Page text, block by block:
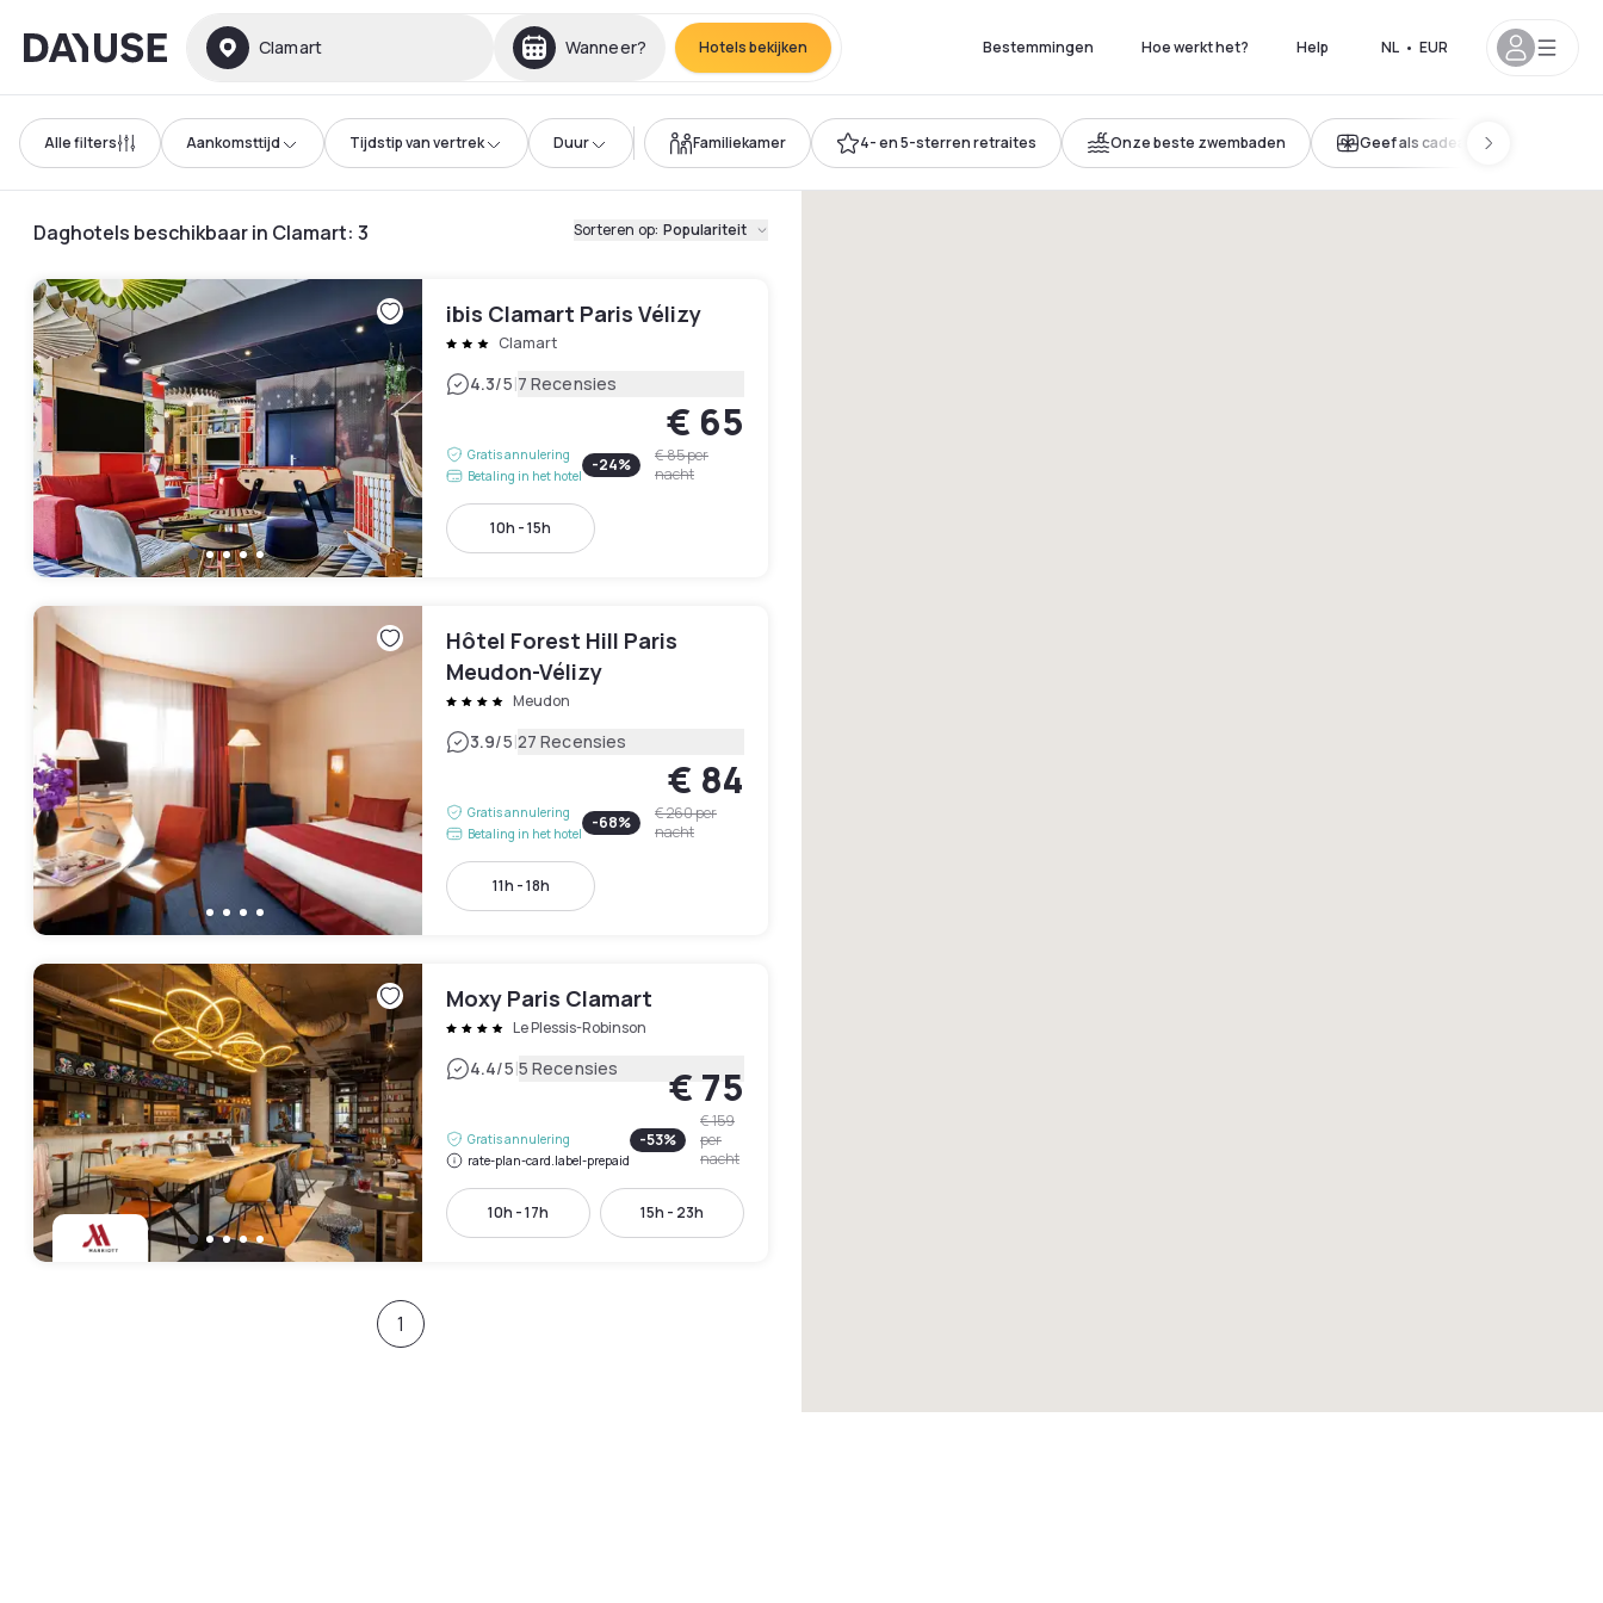
Dayuse Clamart Wanneer? Hotels bekijken Bestemmingen Hoe werkt het? Help NL • EUR
Alle filters Aankomsttijd Tijdstip van vertrek Duur Familiekamer 4- en 5-sterren retraites Onze beste zwembaden Geef als cadeau
Daghotels beschikbaar in Clamart: 3 Sorteren op: Populariteit
ibis Clamart Paris Vélizy
Clamart
4.3/5|7 Recensies
Gratis annulering
Betaling in het hotel
€ 65
-24% € 85per
nacht
10h - 15h
Hôtel Forest Hill Paris
Meudon-Vélizy
Meudon
3.9/5|27 Recensies
Gratis annulering
Betaling in het hotel
€ 84
-68% € 260per
nacht
11h - 18h
Moxy Paris Clamart
Le Plessis-Robinson
4.4/5|5 Recensies
Gratis annulering
rate-plan-card.label-prepaid
€ 75
-53%
€ 159
per
nacht
10h - 17h 15h - 23h
1